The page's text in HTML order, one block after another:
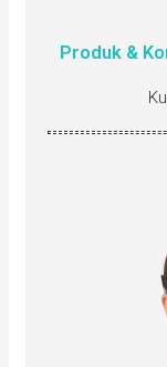
Produk &